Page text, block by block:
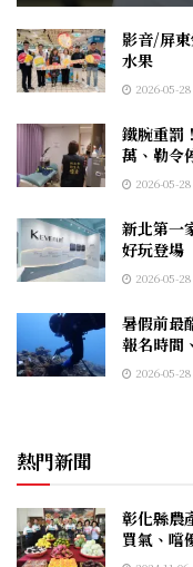
影音/屏
水果
2026-05-28
鐵腕重罰
萬、勒令
2026-05-28
新北第一
好玩登場
2026-05-28
暑假前最
報名時間
2026-05-28
熱門新聞
彰化縣農
買氣、嚐